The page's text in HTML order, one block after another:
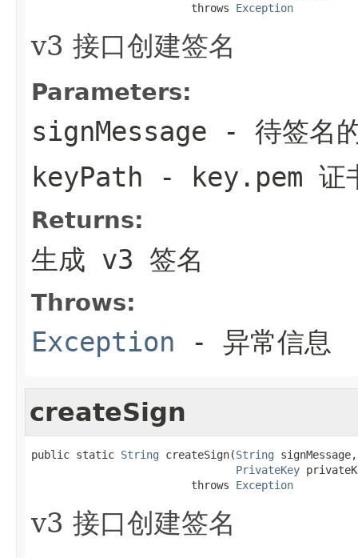
                         throws
Exception
v3 接口创建签名
Parameters:
signMessage - 待签名
keyPath - key.pem 证
Returns:
生成 v3 签名
Throws:
Exception - 异常信息
createSign
public static String createSign(String signMessage,
PrivateKey
                         throws
Exception
v3 接口创建签名